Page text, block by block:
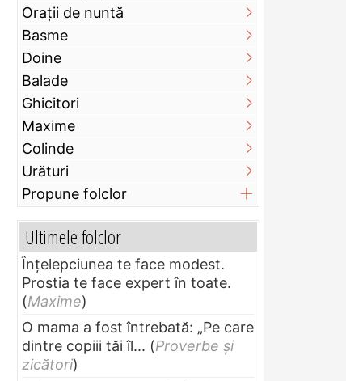
Orații de nuntă
Basme
Doine
Balade
Ghicitori
Maxime
Colinde
Urături
Propune folclor
Ultimele folclor
Înțelepciunea te face modest.
Prostia te face expert în toate.
(Maxime)
O mama a fost întrebată: „Pe care
dintre copiii tăi îl... (Proverbe și
zicători)